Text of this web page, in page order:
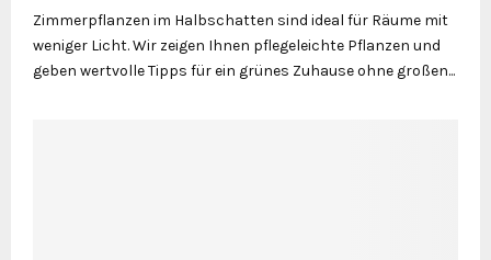
Zimmerpflanzen im Halbschatten sind ideal für Räume mit
weniger Licht. Wir zeigen Ihnen pflegeleichte Pflanzen und
geben wertvolle Tipps für ein grünes Zuhause ohne großen...